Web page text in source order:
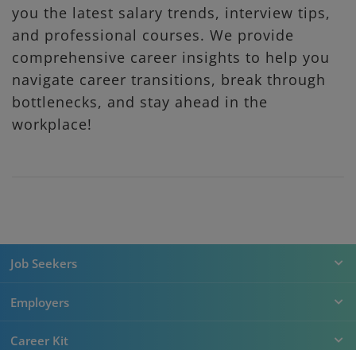
you the latest salary trends, interview tips,
and professional courses. We provide
comprehensive career insights to help you
navigate career transitions, break through
bottlenecks, and stay ahead in the
workplace!
Job Seekers
Employers
Career Kit